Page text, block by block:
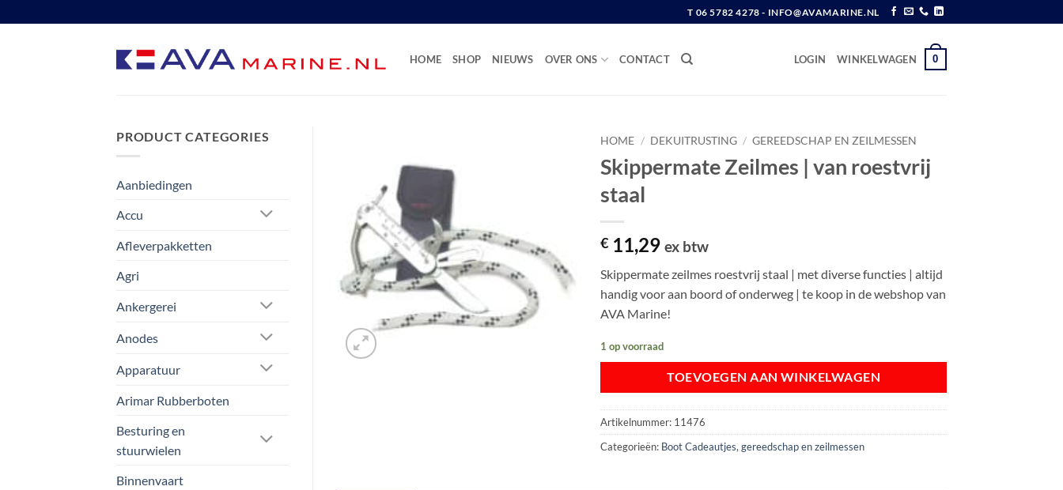
naar
T 06 5782 4278 - INFO@AVAMARINE.NL
HOME SHOP NIEUWS OVER ONS CONTACT LOGIN WINKELWAGEN 0
PRODUCT CATEGORIES
Aanbiedingen
Accu
Afleverpakketten
Agri
Ankergerei
Anodes
Apparatuur
Arimar Rubberboten
Besturing en
stuurwielen
Binnenvaart
HOME / DEKUITRUSTING / GEREEDSCHAP EN ZEILMESSEN
Skippermate Zeilmes | van roestvrij
staal
€ 11,29 ex btw
Skippermate zeilmes roestvrij staal | met diverse functies | altijd
handig voor aan boord of onderweg | te koop in de webshop van
AVA Marine!
1 op voorraad
TOEVOEGEN AAN WINKELWAGEN
Artikelnummer: 11476
Categorieën: Boot Cadeautjes,gereedschap en zeilmessen